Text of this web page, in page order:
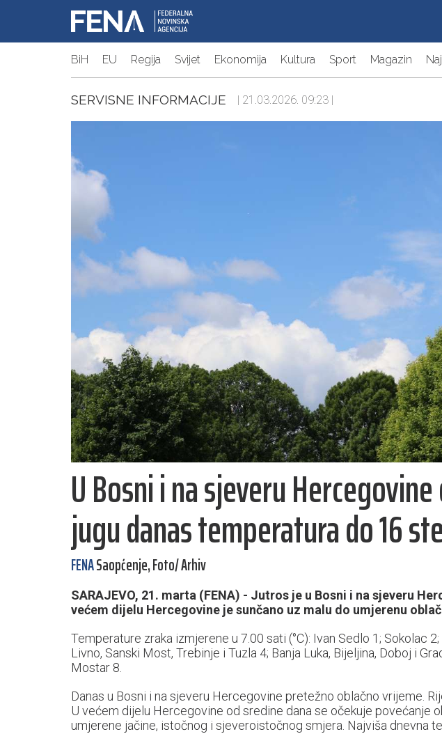
BiH EU Regija Svijet Ekonomija Kultura Sport Magazin
SERVISNE INFORMACIJE | 21.03.2026. 09:23 |
U Bosni i na sjeveru
jugu danas temperatura do 16
FENASaopćenje, Foto/ Arhiv
SARAJEVO, 21. marta (FENA) - Jutros je u Bosni i na sjeveru
većem dijelu Hercegovine je sunčano uz malu do umjerenu
Temperature zraka izmjerene u 7.00 sati (°C): Ivan Sedlo 1; Sokolac
Livno, Sanski Most, Trebinje i Tuzla 4; Banja Luka, Bijeljina, Doboj i
Mostar 8.
Danas u Bosni i na sjeveru Hercegovine pretežno oblačno vrijeme.
U većem dijelu Hercegovine od sredine dana se očekuje povećanje
umjerene jačine, istočnog i sjeveroistočnog smjera. Najviša dnevna